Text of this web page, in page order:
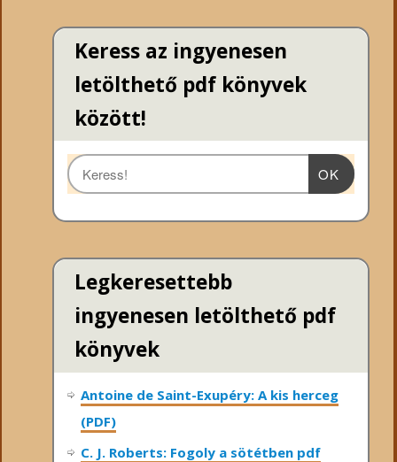
Keress az ingyenesen
letölthető pdf könyvek
között!
OK
Legkeresettebb
ingyenesen letölthető pdf
könyvek
Antoine de Saint-Exupéry: A kis herceg
(PDF)
C. J. Roberts: Fogoly a sötétben pdf